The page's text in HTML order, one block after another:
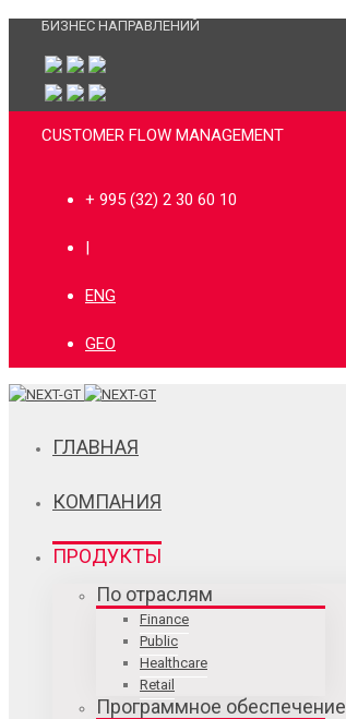
БИЗНЕС НАПРАВЛЕНИЙ
CUSTOMER FLOW MANAGEMENT
+ 995 (32) 2 30 60 10
|
ENG
GEO
ГЛАВНАЯ
КОМПАНИЯ
ПРОДУКТЫ
По отраслям
Finance
Public
Healthcare
Retail
Программное обеспечение